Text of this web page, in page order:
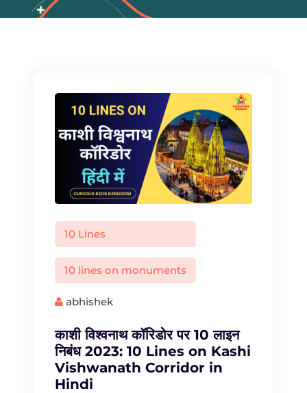
10 Lines
10 lines on monuments
abhishek
काशी विश्वनाथ कॉरिडोर पर 10 लाइन
निबंध 2023: 10 Lines on Kashi
Vishwanath Corridor in
Hindi